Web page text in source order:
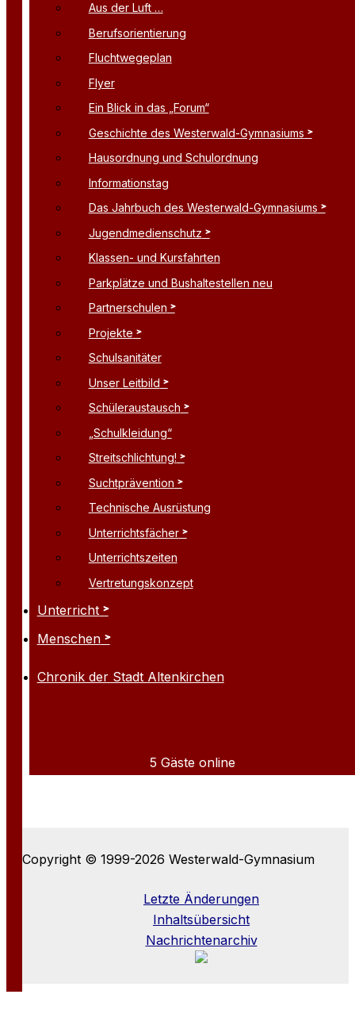
Aus der Luft …
Berufsorientierung
Fluchtwegeplan
Flyer
Ein Blick in das „Forum“
Geschichte des Westerwald-Gymnasiums
Hausordnung und Schulordnung
Informationstag
Das Jahrbuch des Westerwald-Gymnasiums
Jugendmedienschutz
Klassen- und Kursfahrten
Parkplätze und Bushaltestellen neu
Partnerschulen
Projekte
Schulsanitäter
Unser Leitbild
Schüleraustausch
„Schulkleidung“
Streitschlichtung!
Suchtprävention
Technische Ausrüstung
Unterrichtsfächer
Unterrichtszeiten
Vertretungskonzept
Unterricht
Menschen
Chronik der Stadt Altenkirchen
5 Gäste online
Copyright © 1999-2026 Westerwald-Gymnasium
Letzte Änderungen
Inhaltsübersicht
Nachrichtenarchiv